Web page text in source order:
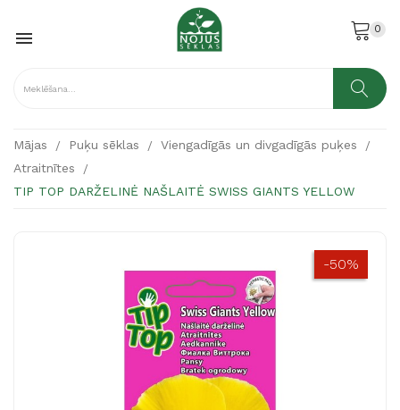
 0
Mājas Puķu sēklas
Viengadīgās un divgadīgās puķes
Atraitnītes
TIP TOP DARŽELINĖ NAŠLAITĖ SWISS GIANTS YELLOW
-50%